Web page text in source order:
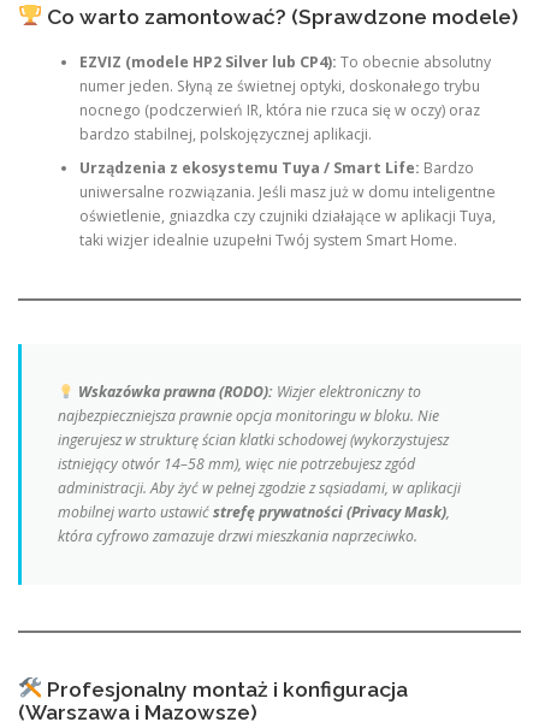
Co warto zamontować? (Sprawdzone modele)
EZVIZ (modele HP2 Silver lub CP4): To obecnie absolutny
numer jeden. Słyną ze świetnej optyki, doskonałego trybu
nocnego (podczerwień IR, która nie rzuca się w oczy) oraz
bardzo stabilnej, polskojęzycznej aplikacji.
Urządzenia z ekosystemu Tuya / Smart Life: Bardzo
uniwersalne rozwiązania. Jeśli masz już w domu inteligentne
oświetlenie, gniazdka czy czujniki działające w aplikacji Tuya,
taki wizjer idealnie uzupełni Twój system Smart Home.
Wskazówka prawna (RODO):Wizjer elektroniczny to
najbezpieczniejsza prawnie opcja monitoringu w bloku. Nie
ingerujesz w strukturę ścian klatki schodowej (wykorzystujesz
istniejący otwór 14–58 mm), więc nie potrzebujesz zgód
administracji. Aby żyć w pełnej zgodzie z sąsiadami, w aplikacji
mobilnej warto ustawićstrefę prywatności (Privacy Mask),
która cyfrowo zamazuje drzwi mieszkania naprzeciwko.
Profesjonalny montaż i konfiguracja
(Warszawa i Mazowsze)